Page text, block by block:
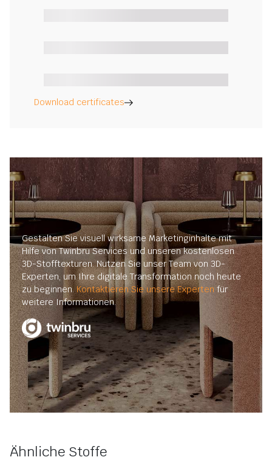
Download certificates
Gestalten Sie visuell wirksame Marketinginhalte mit
Hilfe von Twinbru Services und unseren kostenlosen
3D-Stofftexturen. Nutzen Sie unser Team von 3D-
Experten, um Ihre digitale Transformation noch heute
zu beginnen.Kontaktieren Sie unsere Expertenfür
weitere Informationen.
Ähnliche Stoffe